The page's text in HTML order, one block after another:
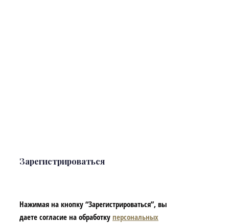
Зарегистрироваться
Нажимая на кнопку “Зарегистрироваться”, вы
даете согласие на обработку персональных